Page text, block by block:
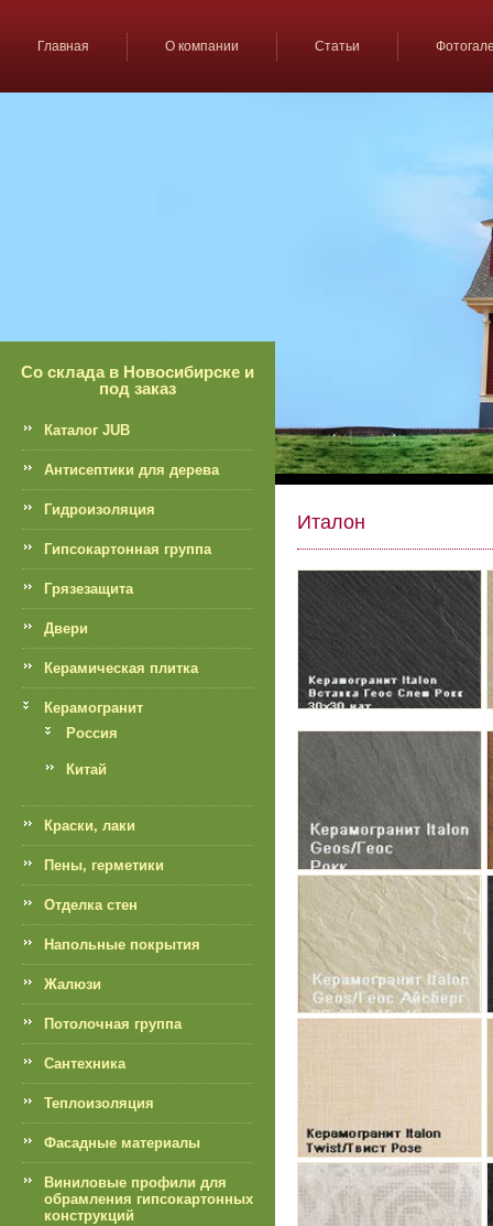
Главная О компании Статьи
Со склада в Новосибирске и
под заказ
Каталог JUB
Антисептики для дерева
Гидроизоляция
Гипсокартонная группа
Грязезащита
Двери
Керамическая плитка
Керамогранит
Россия
Китай
Краски, лаки
Пены, герметики
Отделка стен
Напольные покрытия
Жалюзи
Потолочная группа
Сантехника
Теплоизоляция
Фасадные материалы
Виниловые профили для
обрамления гипсокартонных
конструкций
Италон